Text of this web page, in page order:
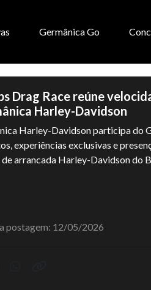
Germânica Go
Drag Race reúne
Harley-Davidson
Harley-Davidson participa do
experiências exclusivas e
arrancada Harley-Davidson do
postagem: 12/05/2026